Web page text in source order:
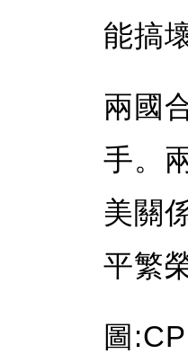
能搞
兩國
手。
美關
平繁
圖:CP